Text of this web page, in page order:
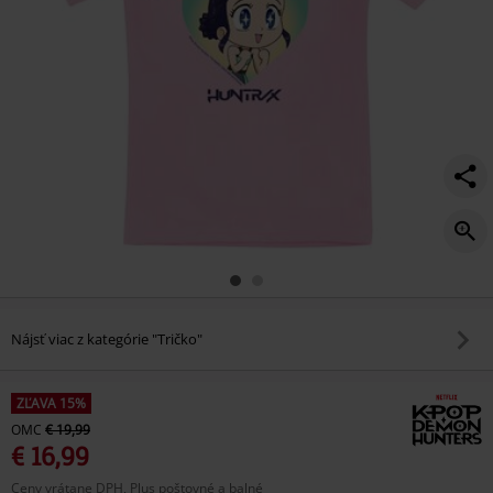
Nájsť viac z kategórie "Tričko"
ZĽAVA 15%
OMC € 19,99
€ 16,99
Ceny vrátane DPH, Plus poštovné a balné